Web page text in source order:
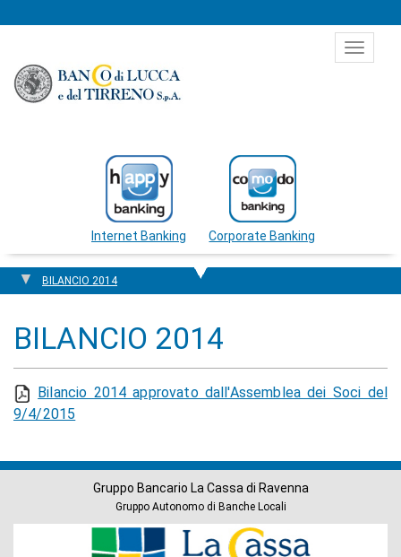
Toggle
Internet Banking Corporate Banking
BILANCIO 2014
BILANCIO 2014
Bilancio 2014 approvato dall'Assemblea dei Soci del
9/4/2015
Gruppo Bancario La Cassa di Ravenna
Gruppo Autonomo di Banche Locali
Banche